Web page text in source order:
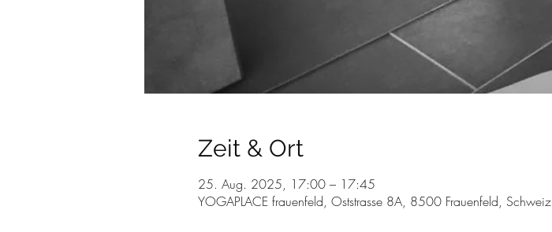
Zeit & Ort
25. Aug. 2025, 17:00 – 17:45
YOGAPLACE frauenfeld, Oststrasse 8A, 8500 Frauenfeld, Schweiz